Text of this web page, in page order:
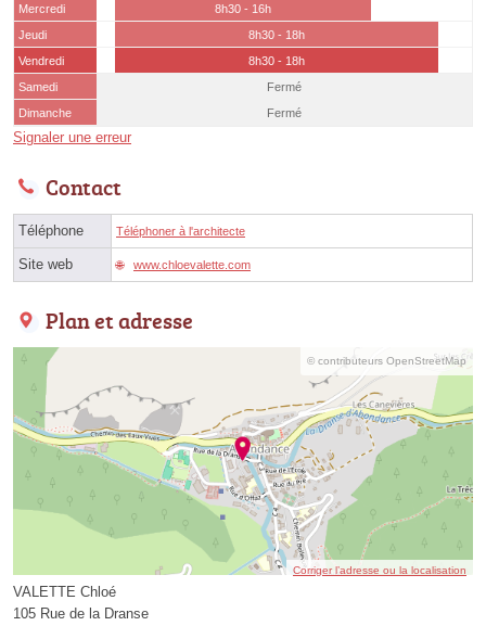
Mercredi
8h30 - 16h
Jeudi
8h30 - 18h
Vendredi
8h30 - 18h
Samedi
Fermé
Dimanche
Fermé
Signaler une erreur
Contact
Téléphone Téléphoner à l'architecte
Site web www.chloevalette.com
Plan et adresse
© contributeurs OpenStreetMap
Corriger l’adresse ou la localisation
VALETTE Chloé
105 Rue de la Dranse